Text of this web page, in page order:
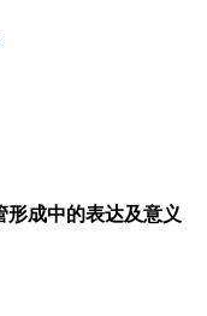
成中的表达及意义